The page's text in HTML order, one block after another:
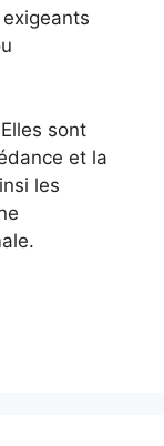
sont
et la
les